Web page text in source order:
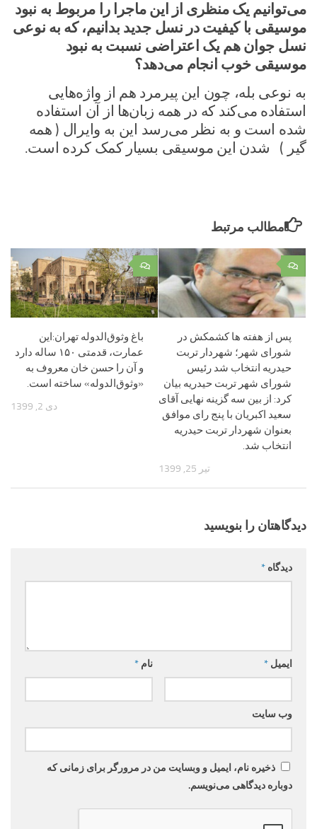
می‌توانیم یک منظری از این ماجرا را مربوط به نبود
موسیقی با کیفیت در نسل جدید بدانیم، که به نوعی
نسل جوان هم یک اعتراضی نسبت به نبود
موسیقی خوب انجام می‌دهد؟
به نوعی بله، چون این پیرمرد هم از واژه‌هایی
استفاده می‌کند که در همه زبان‌ها از آن استفاده
شده است و به نظر می‌رسد این به وایرال ( همه
گیر ) شدن این موسیقی بسیار کمک کرده است.
مطالب مرتبط
۰
باغ وثوق‌الدوله تهران:این
عمارت، قدمتی ۱۵۰ ساله دارد
و آن را حسن خان معروف به
«وثوق‌الدوله» ساخته است.
دی 2, 1399
۰
پس از هفته ها کشمکش در
شورای شهر؛ شهردار تربت
حیدریه انتخاب شد رئیس
شورای شهر تربت حیدریه بیان
کرد: از بین سه گزینه نهایی آقای
سعید اکبریان با پنج رای موافق
بعنوان شهردار تربت حیدریه
انتخاب شد.
تیر 25, 1399
دیدگاهتان را بنویسید
دیدگاه *
نام * ایمیل *
وب‌ سایت
ذخیره نام، ایمیل و وبسایت من در مرورگر برای زمانی که
دوباره دیدگاهی می‌نویسم.